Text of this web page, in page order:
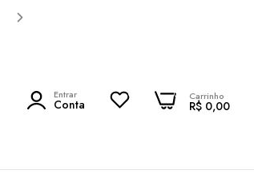
Entrar
Conta
0 Carrinho
R$ 0,00
0